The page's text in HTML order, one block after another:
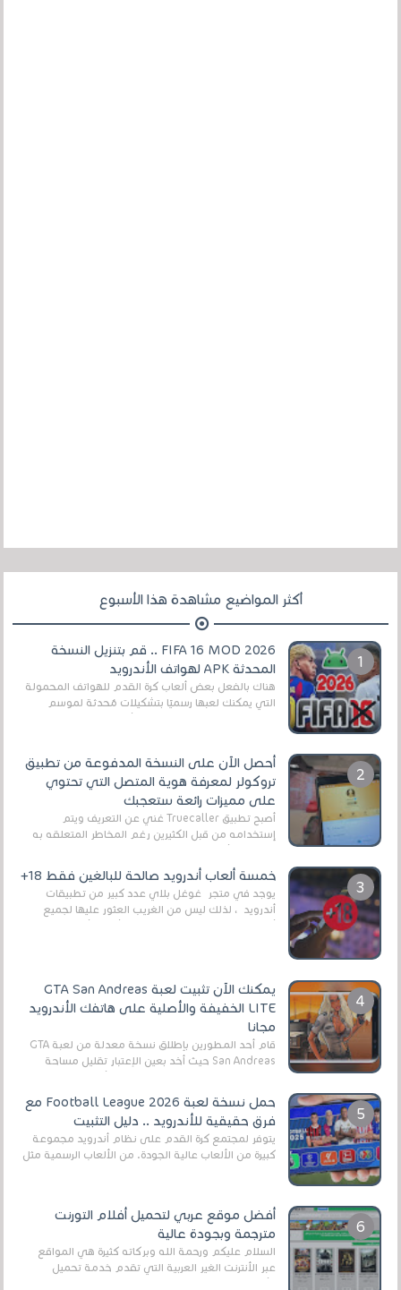
أكثر المواضيع مشاهدة هذا الأسبوع
FIFA 16 MOD 2026 .. قم بتنزيل النسخة
المحدثة APK لهواتف الأندرويد
هناك بالفعل بعض ألعاب كرة القدم للهواتف المحمولة
التي يمكنك لعبها رسميًا بتشكيلات مُحدثة لموسم
أحصل الآن على النسخة المدفوعة من تطبيق
تروكولر لمعرفة هوية المتصل التي تحتوي
على مميزات رائعة ستعجبك
أصبح تطبيق Truecaller غني عن التعريف ويتم
إستخدامه من قبل الكثيرين رغم المخاطر المتعلقه به
خمسة ألعاب أندرويد صالحة للبالغين فقط 18+
يوجد في متجر غوغل بلاي عدد كبير من تطبيقات
أندرويد ، لذلك ليس من الغريب العثور عليها لجميع
يمكنك الآن تثبيت لعبة GTA San Andreas
LITE الخفيفة والأصلية على هاتفك الأندرويد
مجانا
قام أحد المطورين بإطلاق نسخة معدلة من لعبة GTA
San Andreas حيث أخد بعين الإعتبار تقليل مساحة
حمل نسخة لعبة Football League 2026 مع
فرق حقيقية للأندرويد .. دليل التثبيت
يتوفر لمجتمع كرة القدم على نظام أندرويد مجموعة
كبيرة من الألعاب عالية الجودة. من الألعاب الرسمية مثل
أفضل موقع عربي لتحميل أفلام التورنت
مترجمة وبجودة عالية
السلام عليكم ورحمة الله وبركاته كثيرة هي المواقع
عبر الأنترنت الغير العربية التي تقدم خدمة تحميل
الأفلام على التورنت ، ومعظم هذه المواقع ل...